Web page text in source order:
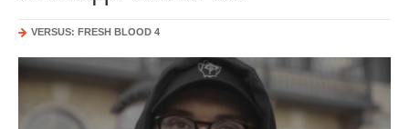
VERSUS: FRESH BLOOD 4